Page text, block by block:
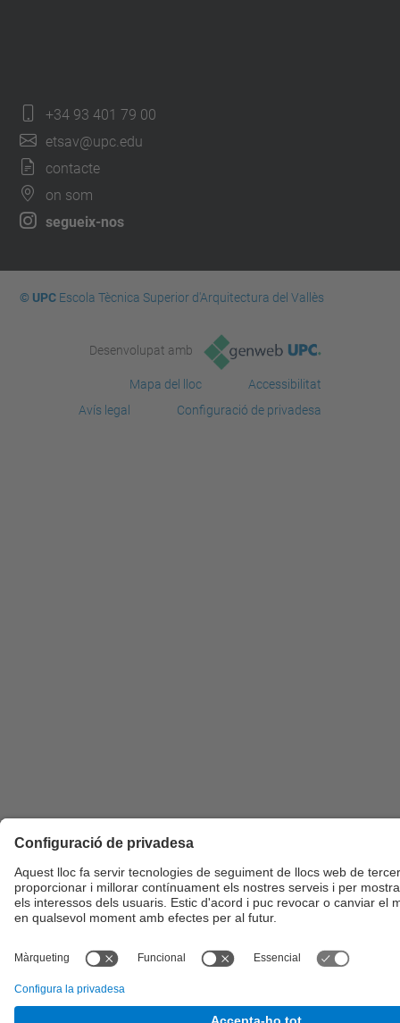
+34 93 401 79 00
etsav@upc.edu
contacte
on som
segueix-nos
© UPCEscola Tècnica Superior d'Arquitectura del Vallès
Desenvolupat amb
Mapa del lloc
Accessibilitat
Avís legal
Configuració de privadesa